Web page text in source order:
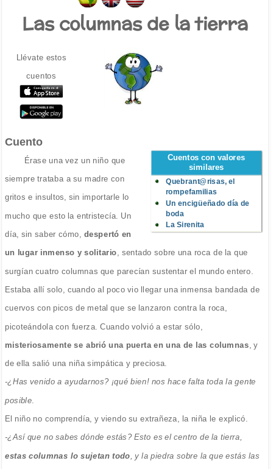
Las columnas de la tierra
Llévate estos
cuentos
Cuento
Cuentos con valores
similares
Quebrant@risas, el
rompefamilias
Un encigüeñado día de
boda
La Sirenita
Érase una vez un niño que
siempre trataba a su madre con
gritos e insultos, sin importarle lo
mucho que esto la entristecía. Un
día, sin saber cómo, despertó en
un lugar inmenso y solitario , sentado sobre una roca de la que
surgían cuatro columnas que parecían sustentar el mundo entero.
Estaba allí solo, cuando al poco vio llegar una inmensa bandada de
cuervos con picos de metal que se lanzaron contra la roca,
picoteándola con fuerza. Cuando volvió a estar sólo,
misteriosamente se abrió una puerta en una de las columnas , y
de ella salió una niña simpática y preciosa.
-¿Has venido a ayudarnos? ¡qué bien! nos hace falta toda la gente
posible
El niño no comprendía, y viendo su extrañeza, la niña le explicó.
-¿Así que no sabes dónde estás? Esto es el centro de la tierra,
estas columnas lo sujetan todo , y la piedra sobre la que estás las